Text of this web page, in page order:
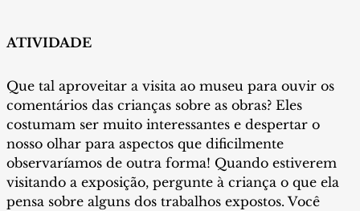
ATIVIDADE
Que tal aproveitar a visita ao museu para ouvir os
comentários das crianças sobre as obras? Eles
costumam ser muito interessantes e despertar o
nosso olhar para aspectos que dificilmente
observaríamos de outra forma! Quando estiverem
visitando a exposição, pergunte à criança o que ela
pensa sobre alguns dos trabalhos expostos. Você